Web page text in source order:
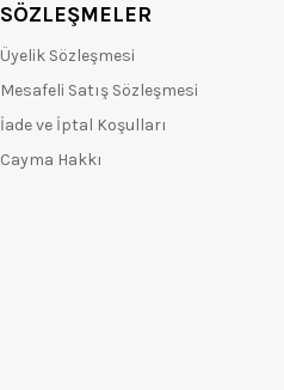
SÖZLEŞMELER
Üyelik Sözleşmesi
Mesafeli Satış Sözleşmesi
İade ve İptal Koşulları
Cayma Hakkı